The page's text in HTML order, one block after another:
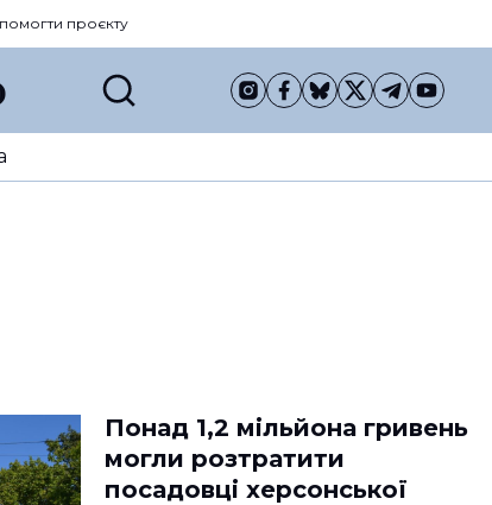
проєкту
Понад 1,2 мільйона гривень
могли розтратити
посадовці херсонської